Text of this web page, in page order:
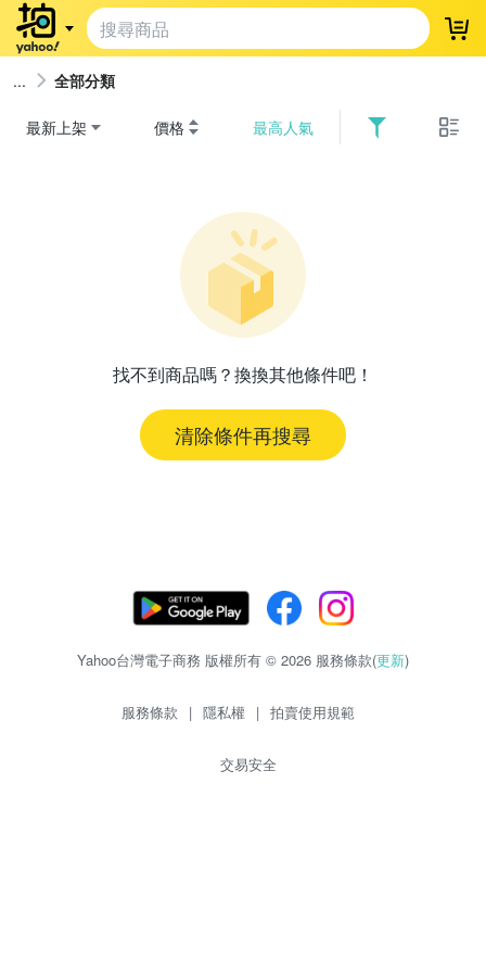
登
全部分類
最新上架 價格 最高人氣
找不到商品嗎？換換其他條件吧！
清除條件再搜尋
Yahoo台灣電子商務 版權所有 © 2026 服務條款(更新)
服務條款 | 隱私權 | 拍賣使用規範
交易安全